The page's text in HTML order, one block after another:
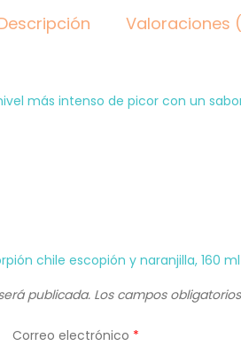
Valoraciones
más intenso de picor con un
chile escopión y naranjilla, 160
publicada. Los campos
Correo electrónico *